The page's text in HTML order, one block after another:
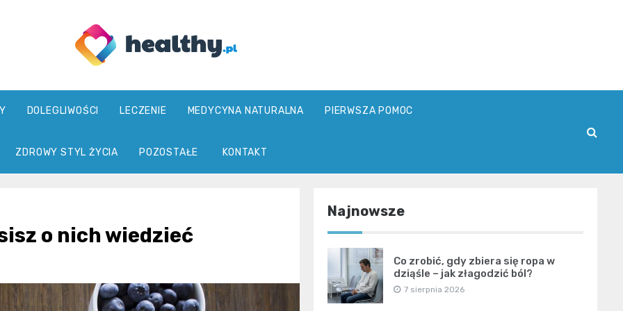
healthy.pl
DOLEGLIWOŚCI LECZENIE MEDYCYNA NATURALNA PIERWSZA POMOC
ZDROWY STYL ŻYCIA POZOSTAŁE KONTAKT
o nich wiedzieć
Najnowsze
Co zrobić, gdy zbiera się ropa w
dziąśle – jak złagodzić ból?
7 sierpnia 2026